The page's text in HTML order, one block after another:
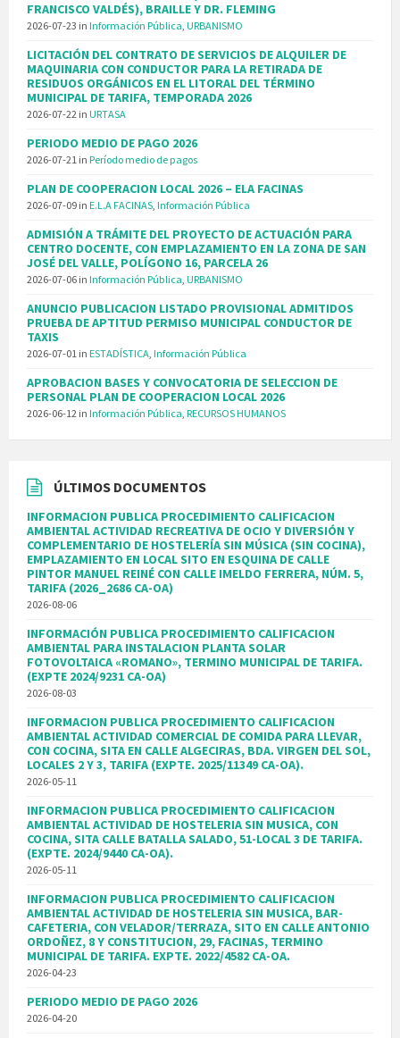
FRANCISCO VALDÉS), BRAILLE Y DR. FLEMING
2026-07-23 in Información Pública, URBANISMO
LICITACIÓN DEL CONTRATO DE SERVICIOS DE ALQUILER DE
MAQUINARIA CON CONDUCTOR PARA LA RETIRADA DE
RESIDUOS ORGÁNICOS EN EL LITORAL DEL TÉRMINO
MUNICIPAL DE TARIFA, TEMPORADA 2026
2026-07-22 in URTASA
PERIODO MEDIO DE PAGO 2026
2026-07-21 in Período medio de pagos
PLAN DE COOPERACION LOCAL 2026 – ELA FACINAS
2026-07-09 in E.L.A FACINAS, Información Pública
ADMISIÓN A TRÁMITE DEL PROYECTO DE ACTUACIÓN PARA
CENTRO DOCENTE, CON EMPLAZAMIENTO EN LA ZONA DE SAN
JOSÉ DEL VALLE, POLÍGONO 16, PARCELA 26
2026-07-06 in Información Pública, URBANISMO
ANUNCIO PUBLICACION LISTADO PROVISIONAL ADMITIDOS
PRUEBA DE APTITUD PERMISO MUNICIPAL CONDUCTOR DE
TAXIS
2026-07-01 in ESTADÍSTICA, Información Pública
APROBACION BASES Y CONVOCATORIA DE SELECCION DE
PERSONAL PLAN DE COOPERACION LOCAL 2026
2026-06-12 in Información Pública, RECURSOS HUMANOS
ÚLTIMOS DOCUMENTOS
INFORMACION PUBLICA PROCEDIMIENTO CALIFICACION
AMBIENTAL ACTIVIDAD RECREATIVA DE OCIO Y DIVERSIÓN Y
COMPLEMENTARIO DE HOSTELERÍA SIN MÚSICA (SIN COCINA),
EMPLAZAMIENTO EN LOCAL SITO EN ESQUINA DE CALLE
PINTOR MANUEL REINÉ CON CALLE IMELDO FERRERA, NÚM. 5,
TARIFA (2026_2686 CA-OA)
2026-08-06
INFORMACIÓN PUBLICA PROCEDIMIENTO CALIFICACION
AMBIENTAL PARA INSTALACION PLANTA SOLAR
FOTOVOLTAICA «ROMANO», TERMINO MUNICIPAL DE TARIFA.
(EXPTE 2024/9231 CA-OA)
2026-08-03
INFORMACION PUBLICA PROCEDIMIENTO CALIFICACION
AMBIENTAL ACTIVIDAD COMERCIAL DE COMIDA PARA LLEVAR,
CON COCINA, SITA EN CALLE ALGECIRAS, BDA. VIRGEN DEL SOL,
LOCALES 2 Y 3, TARIFA (EXPTE. 2025/11349 CA-OA).
2026-05-11
INFORMACION PUBLICA PROCEDIMIENTO CALIFICACION
AMBIENTAL ACTIVIDAD DE HOSTELERIA SIN MUSICA, CON
COCINA, SITA CALLE BATALLA SALADO, 51-LOCAL 3 DE TARIFA.
(EXPTE. 2024/9440 CA-OA).
2026-05-11
INFORMACION PUBLICA PROCEDIMIENTO CALIFICACION
AMBIENTAL ACTIVIDAD DE HOSTELERIA SIN MUSICA, BAR-
CAFETERIA, CON VELADOR/TERRAZA, SITO EN CALLE ANTONIO
ORDOÑEZ, 8 Y CONSTITUCION, 29, FACINAS, TERMINO
MUNICIPAL DE TARIFA. EXPTE. 2022/4582 CA-OA.
2026-04-23
PERIODO MEDIO DE PAGO 2026
2026-04-20